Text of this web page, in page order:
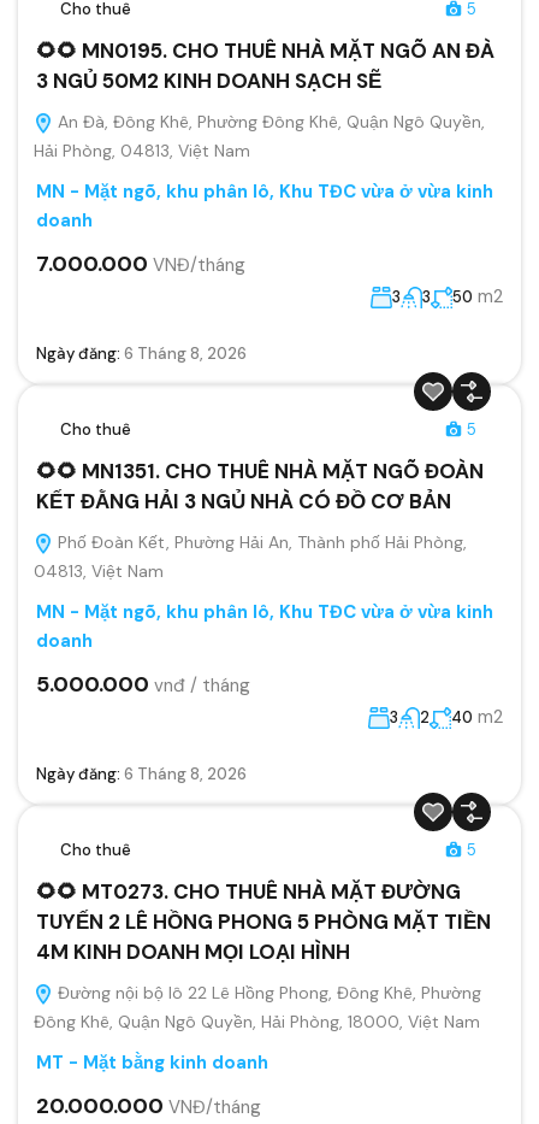
Cho thuê 5
🌻🌻 MN0195. CHO THUÊ NHÀ MẶT NGÕ AN ĐÀ
3 NGỦ 50M2 KINH DOANH SẠCH SẼ
An Đà, Đông Khê, Phường Đông Khê, Quận Ngô Quyền,
Hải Phòng, 04813, Việt Nam
MN - Mặt ngõ, khu phân lô, Khu TĐC vừa ở vừa kinh
doanh
7.000.000 VNĐ/tháng
3 3 50 m2
Ngày đăng: 6 Tháng 8, 2026
Cho thuê 5
🌻🌻 MN1351. CHO THUÊ NHÀ MẶT NGÕ ĐOÀN
KẾT ĐẰNG HẢI 3 NGỦ NHÀ CÓ ĐỒ CƠ BẢN
Phố Đoàn Kết, Phường Hải An, Thành phố Hải Phòng,
04813, Việt Nam
MN - Mặt ngõ, khu phân lô, Khu TĐC vừa ở vừa kinh
doanh
5.000.000 vnđ / tháng
3 2 40 m2
Ngày đăng: 6 Tháng 8, 2026
Cho thuê 5
🌻🌻 MT0273. CHO THUÊ NHÀ MẶT ĐƯỜNG
TUYẾN 2 LÊ HỒNG PHONG 5 PHÒNG MẶT TIỀN
4M KINH DOANH MỌI LOẠI HÌNH
Đường nội bộ lô 22 Lê Hồng Phong, Đông Khê, Phường
Đông Khê, Quận Ngô Quyền, Hải Phòng, 18000, Việt Nam
MT - Mặt bằng kinh doanh
20.000.000 VNĐ/tháng